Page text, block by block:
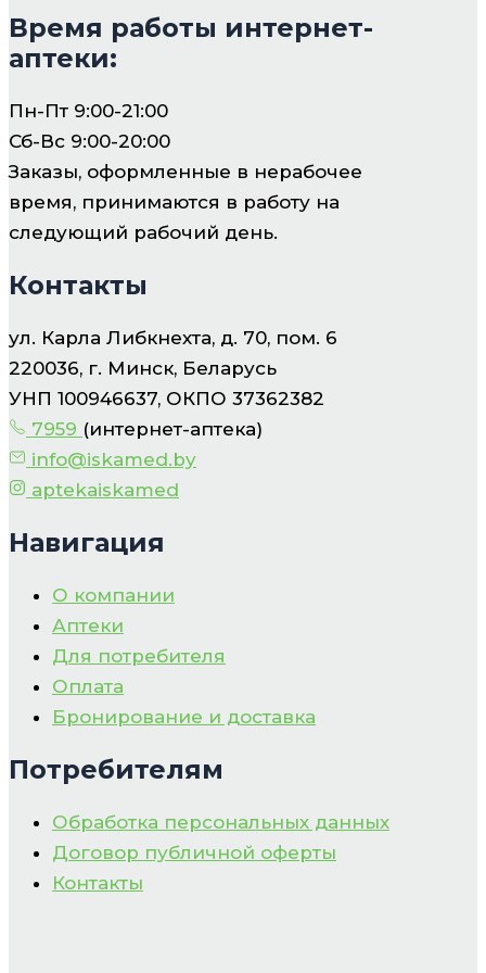
Время работы интернет-
аптеки:
Пн-Пт 9:00-21:00
Сб-Вс 9:00-20:00
Заказы, оформленные в нерабочее
время, принимаются в работу на
следующий рабочий день.
Контакты
ул. Карла Либкнехта, д. 70, пом. 6
220036, г. Минск, Беларусь
УНП 100946637, ОКПО 37362382
7959 (интернет-аптека)
info@iskamed.by
aptekaiskamed
Навигация
О компании
Аптеки
Для потребителя
Оплата
Бронирование и доставка
Потребителям
Обработка персональных данных
Договор публичной оферты
Контакты